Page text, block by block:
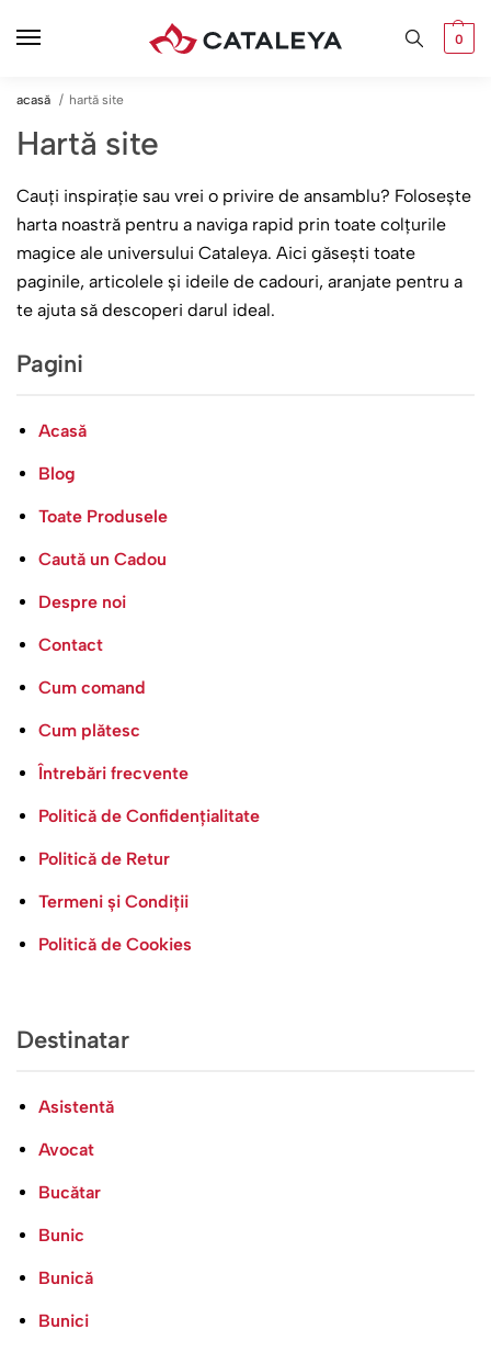
0
acasă hartă site
Hartă site
Cauți inspirație sau vrei o privire de ansamblu? Folosește
harta noastră pentru a naviga rapid prin toate colțurile
magice ale universului Cataleya. Aici găsești toate
paginile, articolele și ideile de cadouri, aranjate pentru a
te ajuta să descoperi darul ideal.
Pagini
Acasă
Blog
Toate Produsele
Caută un Cadou
Despre noi
Contact
Cum comand
Cum plătesc
Întrebări frecvente
Politică de Confidențialitate
Politică de Retur
Termeni și Condiții
Politică de Cookies
Destinatar
Asistentă
Avocat
Bucătar
Bunic
Bunică
Bunici